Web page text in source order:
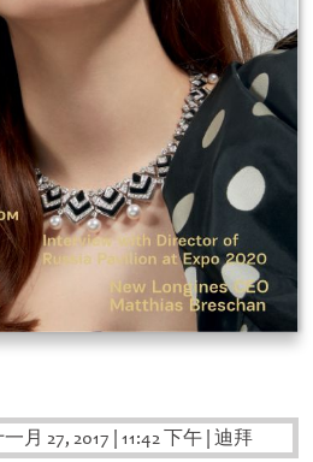
月 27, 2017 11:42 下午 迪拜